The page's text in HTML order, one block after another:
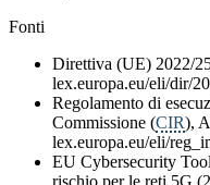
Fonti
Direttiva (UE) 2022/
lex.europa.eu/eli/dir/
Regolamento di
Commissione (CIR),
lex.europa.eu/eli/
EU Cybersecurity
rischio per le reti 5G